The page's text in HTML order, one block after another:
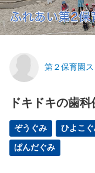
第２保育園
ドキドキの歯科
ぞうぐみ ひよこぐ
ぱんだぐみ